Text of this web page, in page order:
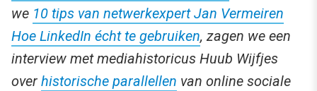
we 10 tips van netwerkexpert Jan Vermeiren
Hoe LinkedIn écht te gebruiken, zagen we een
interview met mediahistoricus Huub Wijfjes
over historische parallellen van online sociale